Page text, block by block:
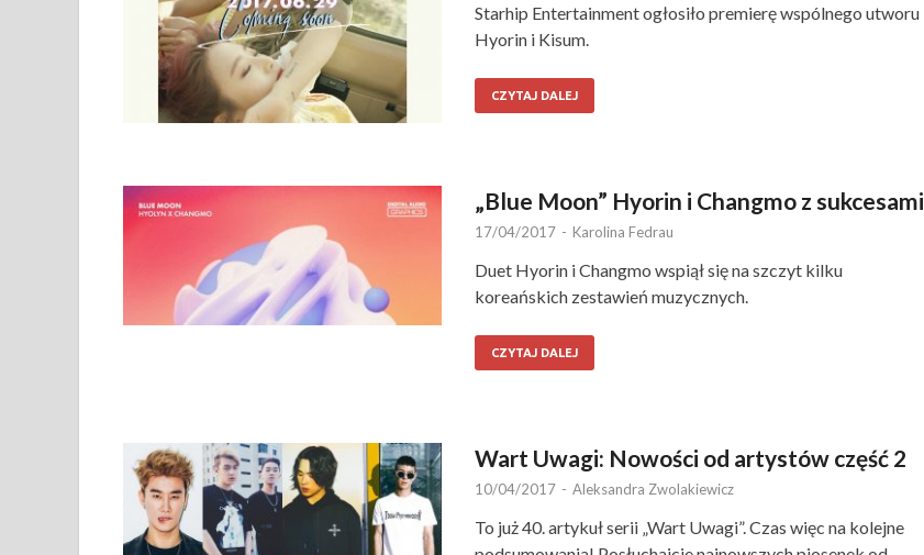
Starhip Entertainment ogłosiło premierę wspólnego utworu
Hyorin i Kisum.
CZYTAJ DALEJ
„Blue Moon” Hyorin i Changmo z sukcesami
17/04/2017 - Karolina Fedrau
Duet Hyorin i Changmo wspiął się na szczyt kilku
koreańskich zestawień muzycznych.
CZYTAJ DALEJ
Wart Uwagi: Nowości od artystów część 2
10/04/2017 - Aleksandra Zwolakiewicz
To już 40. artykuł serii „Wart Uwagi”. Czas więc na kolejne